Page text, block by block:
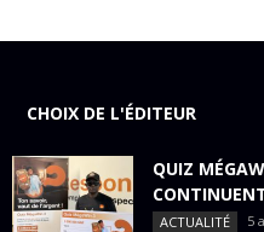
CHOIX DE L'ÉDITEUR
QUIZ
ACTUALITÉ 5